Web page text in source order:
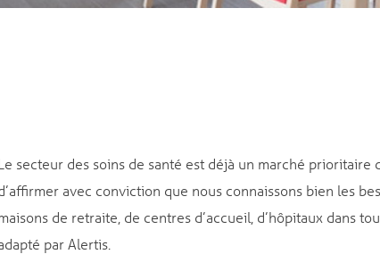
secteur des soins de santé est déjà un marché
avec conviction que nous connaissons bien les
de retraite, de centres d’accueil, d’hôpitaux dans
par Alertis.